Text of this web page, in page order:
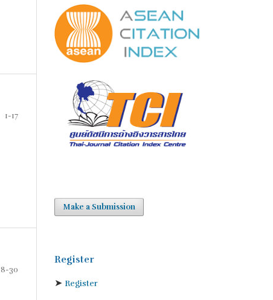
1-17
30
Make a Submission
Register
➤ Register